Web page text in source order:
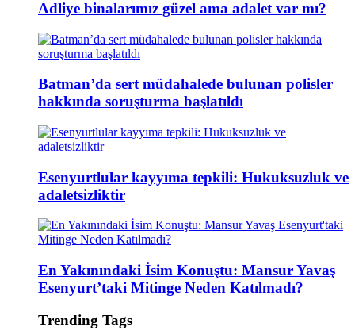
Adliye binalarımız güzel ama adalet var mı?
Batman’da sert müdahalede bulunan polisler
hakkında soruşturma başlatıldı
Esenyurtlular kayyıma tepkili: Hukuksuzluk ve
adaletsizliktir
En Yakınındaki İsim Konuştu: Mansur Yavaş
Esenyurt’taki Mitinge Neden Katılmadı?
Trending Tags